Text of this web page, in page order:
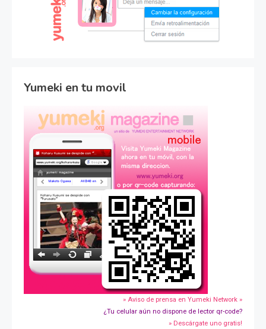
Yumeki en tu movil
» Aviso de prensa en Yumeki Network »
¿Tu celular aún no dispone de lector qr-code?
» Descárgate uno gratis!